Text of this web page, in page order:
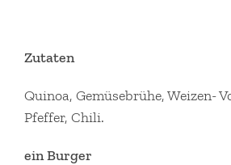
Zutaten
Quinoa, Gemüsebrühe, Weizen-
Pfeffer, Chili.
ein Burger